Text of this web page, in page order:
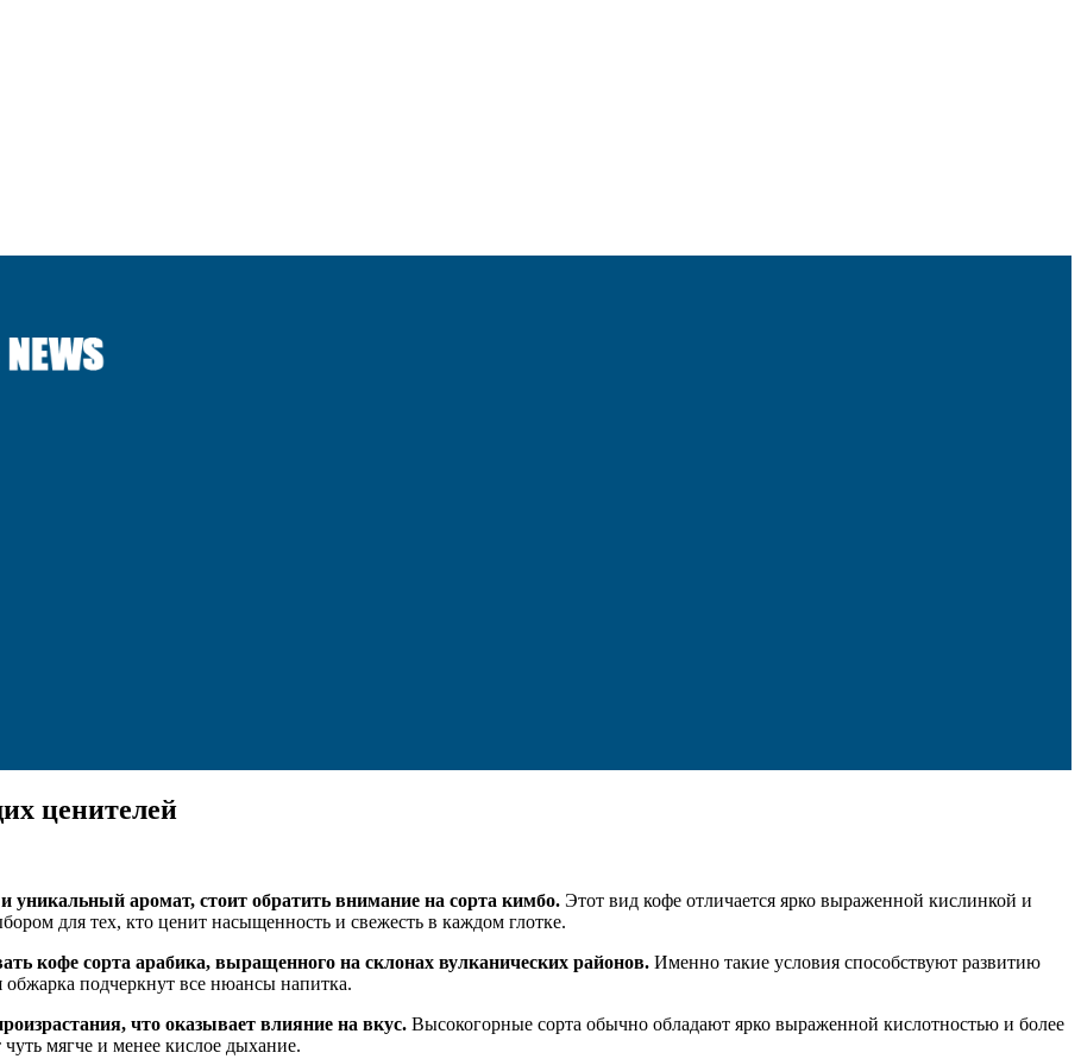
ценителей
аромат, стоит обратить внимание на сорта кимбо. Этот вид кофе отличается ярко выраженной кислинкой и
для тех, кто ценит насыщенность и свежесть в каждом глотке.
кофе сорта арабика, выращенного на склонах вулканических районов. Именно такие условия способствуют развитию
обжарка подчеркнут все нюансы напитка.
что оказывает влияние на вкус. Высокогорные сорта обычно обладают ярко выраженной кислотностью и более
мягче и менее кислое дыхание.